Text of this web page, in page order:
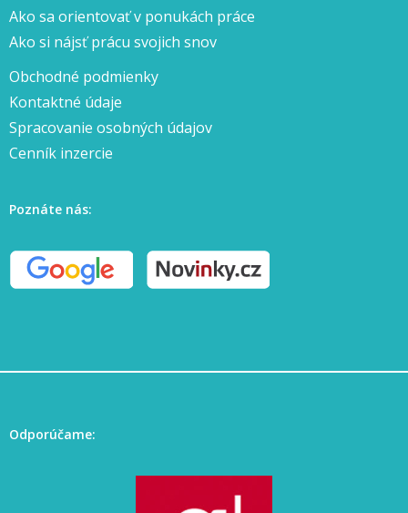
Ako sa orientovať v ponukách práce
Ako si nájsť prácu svojich snov
Obchodné podmienky
Kontaktné údaje
Spracovanie osobných údajov
Cenník inzercie
Poznáte nás:
Odporúčame: